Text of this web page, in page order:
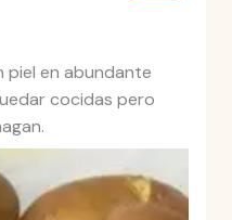
piel en abundante
cocidas pero